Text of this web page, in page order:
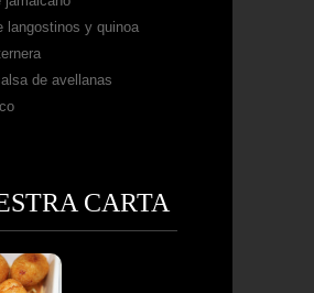
langostinos y quinoa
de avellanas
CARTA